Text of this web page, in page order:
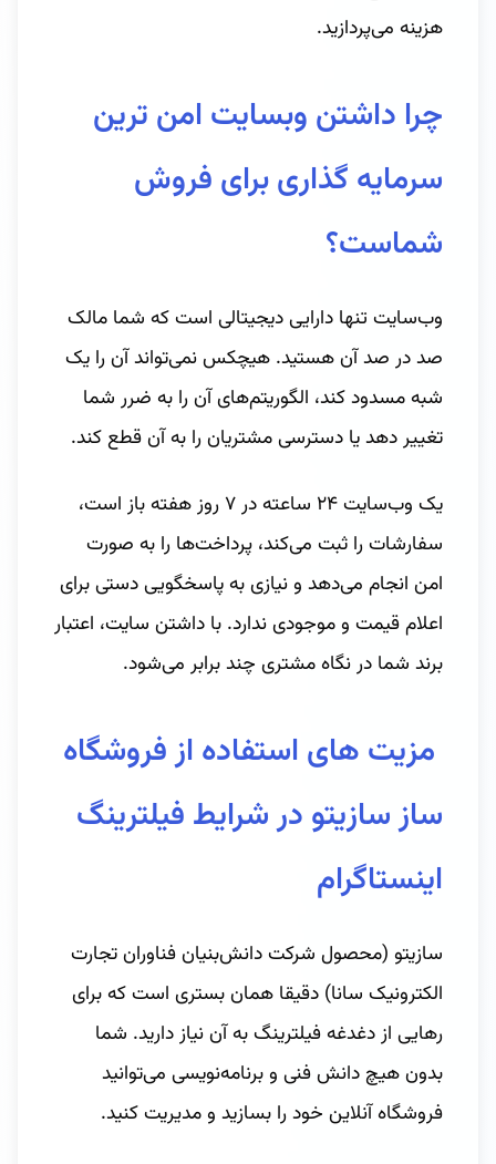
هزینه می‌پردازید.
چرا داشتن وبسایت امن ترین
سرمایه گذاری برای فروش
شماست؟
وب‌سایت تنها دارایی دیجیتالی است که شما مالک
صد در صد آن هستید. هیچکس نمی‌تواند آن را یک
شبه مسدود کند، الگوریتم‌های آن را به ضرر شما
تغییر دهد یا دسترسی مشتریان را به آن قطع کند.
یک وب‌سایت ۲۴ ساعته در ۷ روز هفته باز است،
سفارشات را ثبت می‌کند، پرداخت‌ها را به صورت
امن انجام می‌دهد و نیازی به پاسخگویی دستی برای
اعلام قیمت و موجودی ندارد. با داشتن سایت، اعتبار
برند شما در نگاه مشتری چند برابر می‌شود.
مزیت های استفاده از فروشگاه
ساز سازیتو در شرایط فیلترینگ
اینستاگرام
سازیتو (محصول شرکت دانش‌بنیان فناوران تجارت
الکترونیک سانا) دقیقا همان بستری است که برای
رهایی از دغدغه فیلترینگ به آن نیاز دارید. شما
بدون هیچ دانش فنی و برنامه‌نویسی می‌توانید
فروشگاه آنلاین خود را بسازید و مدیریت کنید.